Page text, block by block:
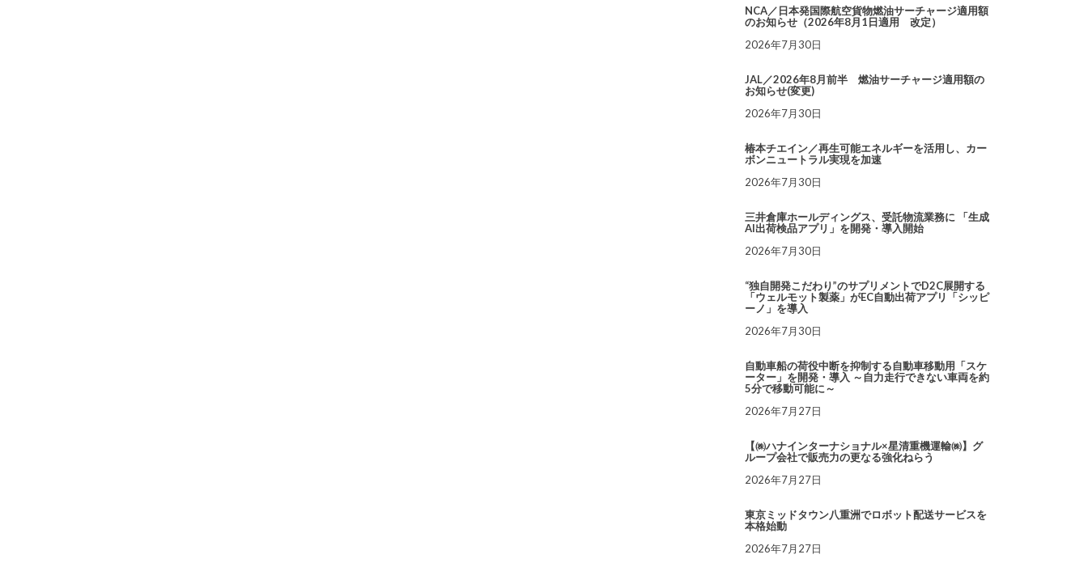
NCA／日本発国際航空貨物燃油サーチャージ適用額
のお知らせ（2026年8月1日適用 改定）
2026年7月30日
JAL／2026年8月前半 燃油サーチャージ適用額の
お知らせ(変更)
2026年7月30日
椿本チエイン／再生可能エネルギーを活用し、カー
ボンニュートラル実現を加速
2026年7月30日
三井倉庫ホールディングス、受託物流業務に 「生成
AI出荷検品アプリ」を開発・導入開始
2026年7月30日
“独自開発こだわり”のサプリメントでD2C展開する
「ウェルモット製薬」がEC自動出荷アプリ「シッピ
ーノ」を導入
2026年7月30日
自動車船の荷役中断を抑制する自動車移動用「スケ
ーター」を開発・導入 ～自力走行できない車両を約
5分で移動可能に～
2026年7月27日
【㈱ハナインターナショナル×星清重機運輸㈱】グ
ループ会社で販売力の更なる強化ねらう
2026年7月27日
東京ミッドタウン八重洲でロボット配送サービスを
本格始動
2026年7月27日